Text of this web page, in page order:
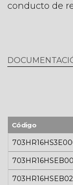
conducto de
estática de
Código